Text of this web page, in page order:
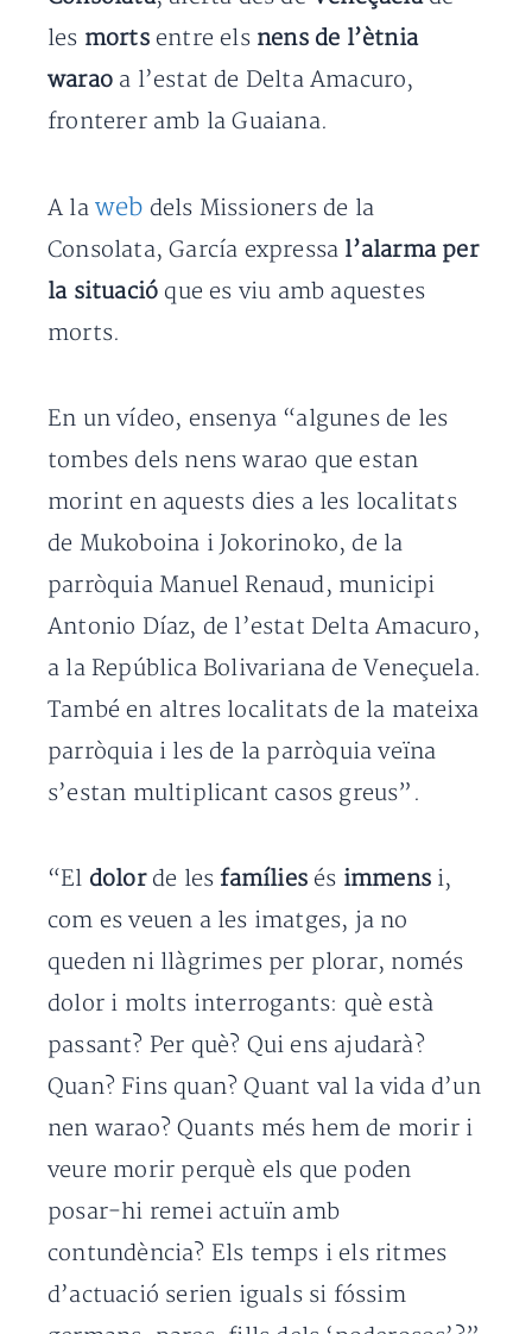
les morts entre els nens de l’ètnia
warao a l’estat de Delta Amacuro,
fronterer amb la Guaiana.
A la web dels Missioners de la
Consolata, García expressa l’alarma per
la situació que es viu amb aquestes
morts.
En un vídeo, ensenya “algunes de les
tombes dels nens warao que estan
morint en aquests dies a les localitats
de Mukoboina i Jokorinoko, de la
parròquia Manuel Renaud, municipi
Antonio Díaz, de l’estat Delta Amacuro,
a la República Bolivariana de Veneçuela.
També en altres localitats de la mateixa
parròquia i les de la parròquia veïna
s’estan multiplicant casos greus”.
“El dolor de lesfamílies és immens i,
com es veuen a les imatges, ja no
queden ni llàgrimes per plorar, només
dolor i molts interrogants: què està
passant? Per què? Qui ens ajudarà?
Quan? Fins quan? Quant val la vida d’un
nen warao? Quants més hem de morir i
veure morir perquè els que poden
posar-hi remei actuïn amb
contundència? Els temps i els ritmes
d’actuació serien iguals si fóssim